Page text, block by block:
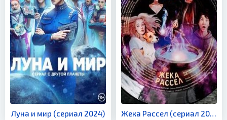
Луна и мир (сериал 2024) Жека Рассел (сериал 2024)